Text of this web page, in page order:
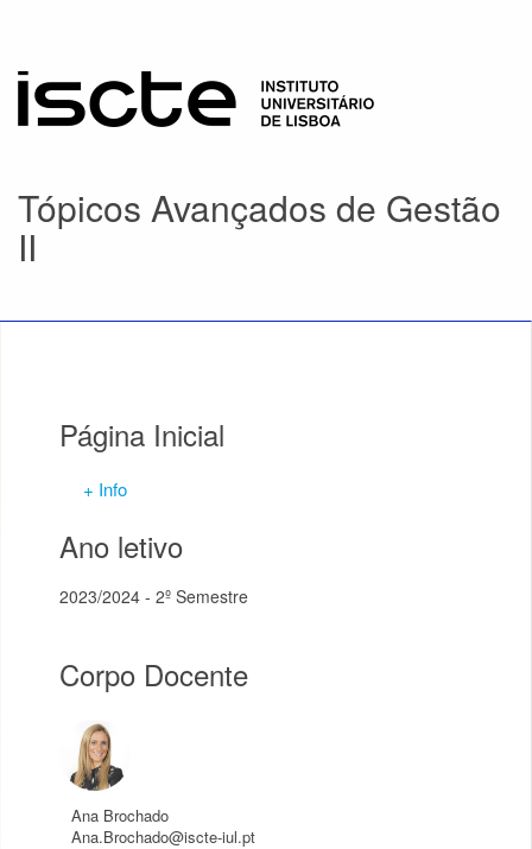
Tópicos Avançados de Gestão
II
Página Inicial
+ Info
Ano letivo
2023/2024 - 2º Semestre
Corpo Docente
Ana Brochado
Ana.Brochado@iscte-iul.pt